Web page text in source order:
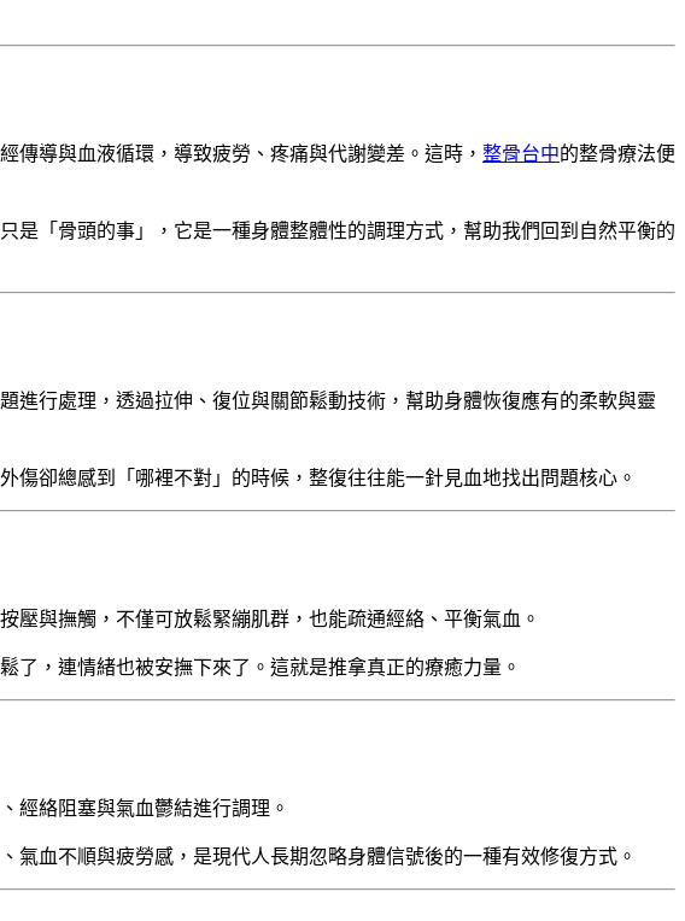
傳導與血液循環，導致疲勞、疼痛與代謝變差。這時， 整骨台中的整骨療法便
「骨頭的事」，它是一種身體整體性的調理方式，幫助我們回到自然平衡的
進行處理，透過拉伸、復位與關節鬆動技術，幫助身體恢復應有的柔軟與靈
卻總感到「哪裡不對」的時候，整復往往能一針見血地找出問題核心。
與撫觸，不僅可放鬆緊繃肌群，也能疏通經絡、平衡氣血。
，連情緒也被安撫下來了。這就是推拿真正的療癒力量。
經絡阻塞與氣血鬱結進行調理。
血不順與疲勞感，是現代人長期忽略身體信號後的一種有效修復方式。